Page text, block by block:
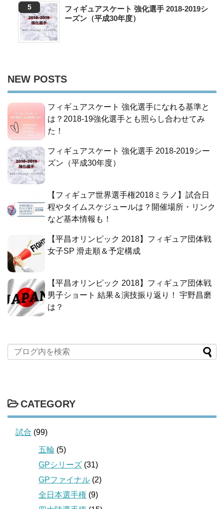
フィギュアスケート 強化選手 2018-2019シ
ーズン（平成30年度）
NEW POSTS
フィギュアスケート 強化選手になれる基準と
は？2018-19強化選手とも照らし合わせてみ
た！
フィギュアスケート 強化選手 2018-2019シー
ズン（平成30年度）
【フィギュア世界選手権2018ミラノ】試合日
程やタイムスケジュールは？開催場所・リンク
など基本情報も！
【平昌オリンピック 2018】フィギュア団体戦
女子SP 滑走順＆予定構成
【平昌オリンピック 2018】フィギュア団体戦
男子ショート 結果＆演技振り返り！ 宇野昌磨
は？
CATEGORY
試合 (99)
五輪 (5)
GPシリーズ (31)
GPファイナル (2)
全日本選手権 (9)